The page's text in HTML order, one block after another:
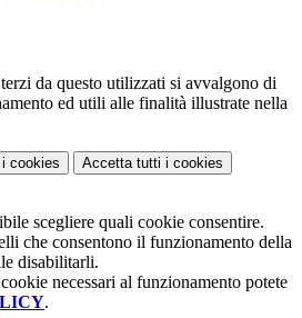
da questo utilizzati si avvalgono di
ed utili alle finalità illustrate nella
i cookies Accetta tutti i cookies
scegliere quali cookie consentire.
che consentono il funzionamento della
disabilitarli.
necessari al funzionamento potete
.